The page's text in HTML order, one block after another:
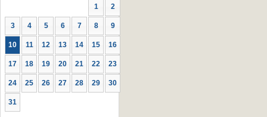
1 2
3 4 5 6 7 8 9
10 11 12 13 14 15 16
17 18 19 20 21 22 23
24 25 26 27 28 29 30
31